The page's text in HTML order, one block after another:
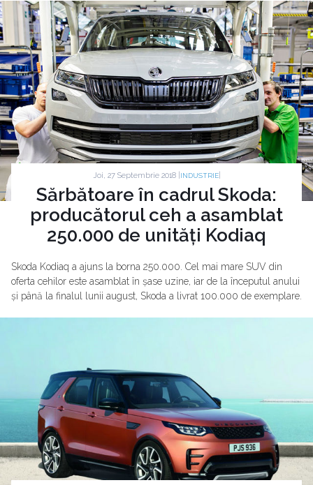
Joi, 27 Septembrie 2018 | INDUSTRIE|
Sărbătoare în cadrul Skoda:
producătorul ceh a asamblat
250.000 de unități Kodiaq
Skoda Kodiaq a ajuns la borna 250.000. Cel mai mare SUV din
oferta cehilor este asamblat în șase uzine, iar de la începutul anului
și până la finalul lunii august, Skoda a livrat 100.000 de exemplare.